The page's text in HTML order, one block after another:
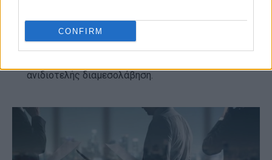
CONFIRM
πως η ισχυρότερη ιδιότητα του δημοσιογράφου
στην ενημέρωση είναι το ενδιαφέρον του για τα
ανιδιοτελής διαμεσολάβηση.